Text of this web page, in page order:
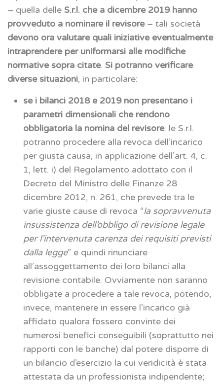
– quella delle S.r.l. che a dicembre 2019 hanno
provveduto a nominare il revisore– tali società
devono ora valutare quali iniziative eventualmente
intraprendere per uniformarsi alle modifiche
normative sopra citate. Si potranno verificare
diverse situazioni, in particolare:
se i bilanci 2018 e 2019 non presentano i
parametri dimensionali che rendono
obbligatoria la nomina del revisore: le S.r.l.
potranno procedere alla revoca dell’incarico
per giusta causa, in applicazione dell’art. 4, c.
1, lett. i) del Regolamento adottato con il
Decreto del Ministro delle Finanze 28
dicembre 2012, n. 261, che prevede tra le
varie giuste cause di revoca “la sopravvenuta
insussistenza dell’obbligo di revisione legale
per l’intervenuta carenza dei requisiti previsti
dalla legge” e quindi rinunciare
all’assoggettamento dei loro bilanci alla
revisione contabile. Ovviamente non saranno
obbligate a procedere a tale revoca, potendo,
invece, mantenere in essere l’incarico già
affidato qualora fossero convinte dei
numerosi benefici conseguibili (soprattutto nei
rapporti con le banche) dal potere disporre di
un bilancio d’esercizio la cui veridicità è stata
attestata da un professionista indipendente;